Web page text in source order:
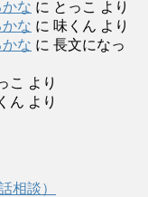
な に とっこ より
な に 味くん より
な に 長文になっ
こ より
ん より
相談）